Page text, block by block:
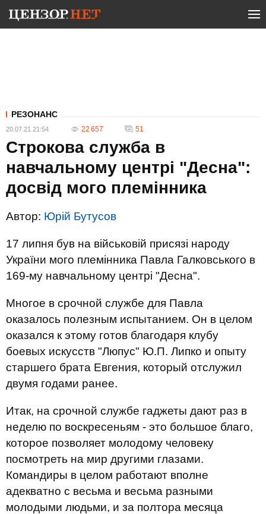
РЕЗОНАНС
20.07.21 21:54 22 657 51
Строкова служба в
навчальному центрі "Десна":
досвід мого племінника
Автор: Юрій Бутусов
17 липня був на військовій присязі народу
України мого племінника Павла Галковського в
169-му навчальному центрі "Десна".
Многое в срочной службе для Павла
оказалось полезным испытанием. Он в целом
оказался к этому готов благодаря клубу
боевых искусств "Люпус" Ю.П. Липко и опыту
старшего брата Евгения, который отслужил
двумя годами ранее.
Итак, на срочной службе гаджеты дают раз в
неделю по воскресеньям - это большое благо,
которое позволяет молодому человеку
посмотреть на мир другими глазами.
Командиры в целом работают вполне
адекватно с весьма и весьма разными
молодыми людьми, и за полтора месяца